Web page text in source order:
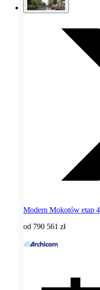
Modern Mokotów etap
od 790 561 zł